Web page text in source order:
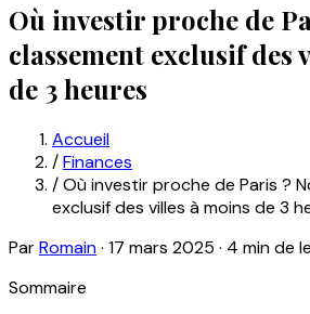
Où investir proche de
classement exclusif des
de 3 heures
Accueil
/Finances
/Où investir proche de Paris ?
exclusif des villes à moins de 3
ParRomain· 17 mars 2025 · 4 min de
Sommaire